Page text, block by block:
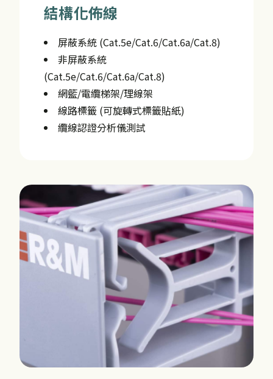
結構化佈線
屏蔽系統 (Cat.5e/Cat.6/Cat.6a/Cat.8)
非屏蔽系統
(Cat.5e/Cat.6/Cat.6a/Cat.8)
網籃/電纜梯架/理線架
線路標籤 (可旋轉式標籤貼紙)
纜線認證分析儀測試